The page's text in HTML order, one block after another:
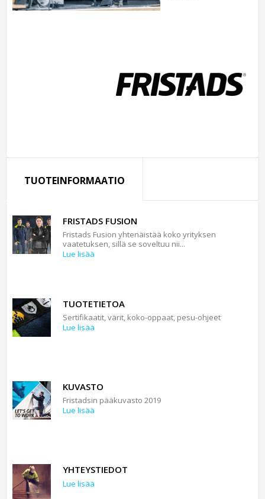
TUOTEINFORMAATIO
FRISTADS FUSION
Fristads Fusion yhtenäistää koko yrityksen
vaatetuksen, sillä se soveltuu nii...
Lue lisää
TUOTETIETOA
Sertifikaatit, värit, koko-oppaat, pesu-ohjeet
Lue lisää
KUVASTO
Fristadsin pääkuvasto 2019
Lue lisää
YHTEYSTIEDOT
Lue lisää